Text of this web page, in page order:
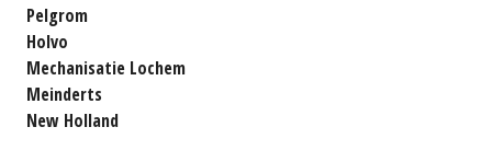
Pelgrom
Holvo
Mechanisatie Lochem
Meinderts
New Holland